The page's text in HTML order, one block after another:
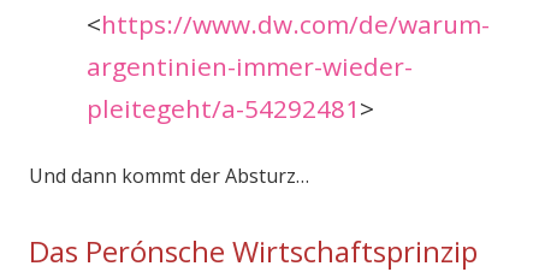
<https://www.dw.com/de/warum-
argentinien-immer-wieder-
pleitegeht/a-54292481>
Und dann kommt der Absturz…
Das Perónsche Wirtschaftsprinzip